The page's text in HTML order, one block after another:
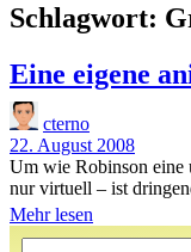
Schlagwort:
Eine eigene
cterno
22. August 2008
Um wie Robinson eine
nur virtuell – ist
Mehr lesen
eigene
Sidebar